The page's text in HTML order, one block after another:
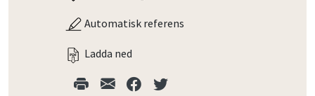
Automatisk referens
Ladda ned